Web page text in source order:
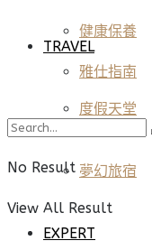
TRAVEL
度假天堂
夢幻旅宿
EXPERT
健康保養
雅仕指南
No Result
View All Result